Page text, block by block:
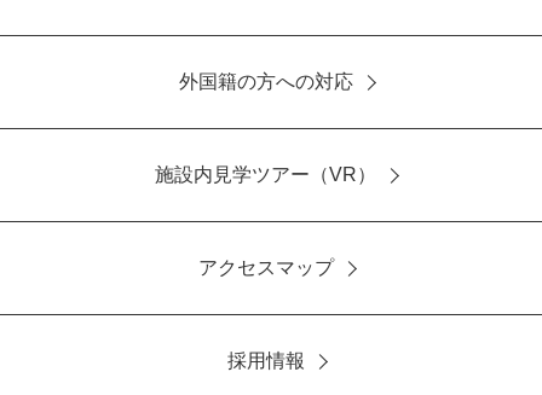
外国籍の方への対応
施設内見学ツアー（VR）
アクセスマップ
採用情報